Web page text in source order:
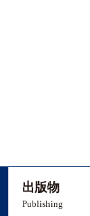
出版物
Publishing